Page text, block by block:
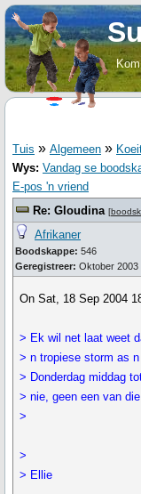
Tuis » Algemeen »
Wys: Vandag se
E-pos 'n vriend
Re: Gloudina [
Afrikaner
Boodskappe: 546
Geregistreer: Oktober 2003
On Sat, 18 Sep 2004
> Ek wil net laat weet
> n tropiese storm as
> Donderdag middag
> nie, geen een van
>
>
> Ellie